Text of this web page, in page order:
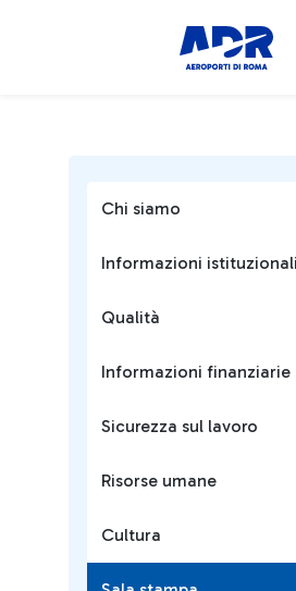
Chi siamo
Informazioni istituzionali
Qualità
Informazioni finanziarie
Sicurezza sul lavoro
Risorse umane
Cultura